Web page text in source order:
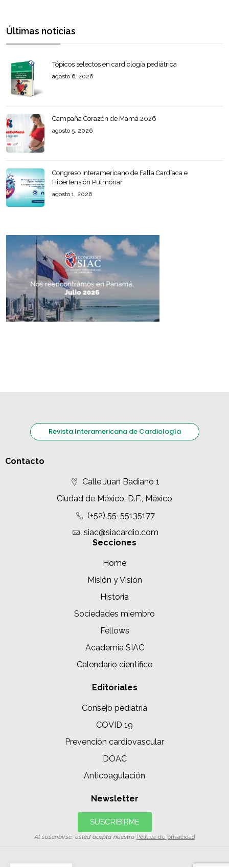
Últimas noticias
Tópicos selectos en cardiología pediátrica
agosto 6, 2026
Campaña Corazón de Mamá 2026
agosto 5, 2026
Congreso Interamericano de Falla Cardíaca e
Hipertensión Pulmonar
agosto 1, 2026
Revista Interamericana de Cardiología
Contacto
Calle Juan Badiano 1
Ciudad de México, D.F., México
(+52) 55-55135177
siac@siacardio.com
Secciones
Home
Misión y Visión
Historia
Sociedades miembro
Fellows
Academia SIAC
Calendario científico
Editoriales
Consejo pediatría
COVID 19
Prevención cardiovascular
DOAC
Anticoagulación
Newsletter
SUSCRIBIRME
Al suscribirse, usted acepta nuestra Política de privacidad